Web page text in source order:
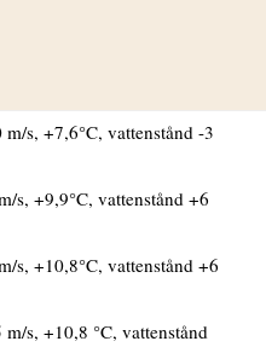
en stund.
senaste dygnet (kl. 08-08).
TEMP: +10,9°C kl. 15.
s, +7,6°C, vattenstånd -3
s, +9,9°C, vattenstånd +6
s, +10,8°C, vattenstånd +6
s, +10,8 °C, vattenstånd